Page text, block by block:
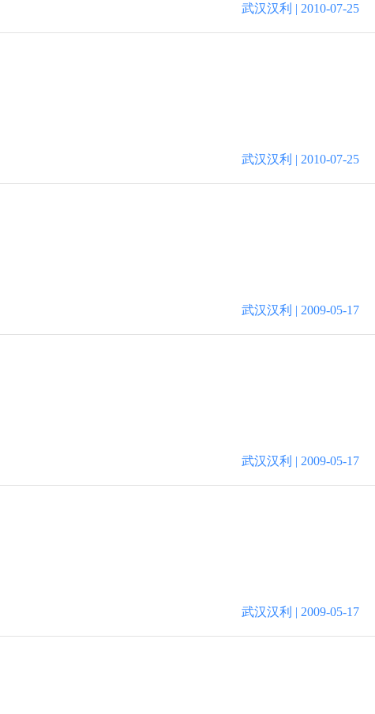
武汉汉利 | 2010-07-25
武汉汉利 | 2010-07-25
武汉汉利 | 2009-05-17
武汉汉利 | 2009-05-17
武汉汉利 | 2009-05-17